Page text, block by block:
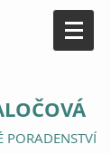
PORADENSTVÍ